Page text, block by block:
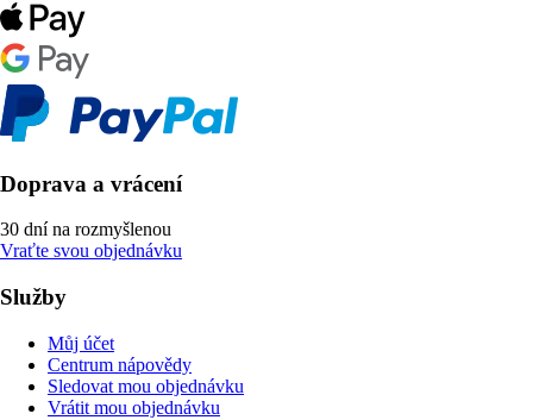
Doprava a vrácení
30 dní na rozmyšlenou
Vraťte svou objednávku
Služby
Můj účet
Centrum nápovědy
Sledovat mou objednávku
Vrátit mou objednávku